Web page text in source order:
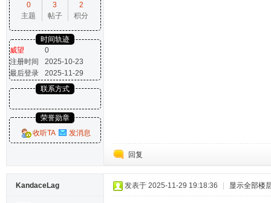
0
主题
3
帖子
2
积分
时间轨迹
威望
0
注册时间
2025-10-23
最后登录
2025-11-29
联系方式
荣誉勋章
收听TA
发消息
回复
KandaceLag 发表于 2025-11-29 19:18:36 显示全部楼